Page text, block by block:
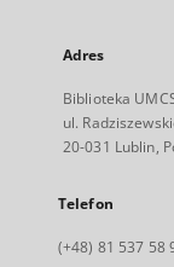
Adres
Biblioteka
ul.
20-031 Lublin,
Telefon
(+48) 81 537 58